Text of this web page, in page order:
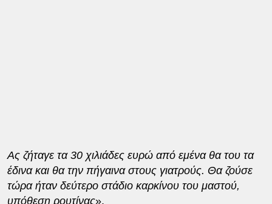
Ας ζήταγε τα 30 χιλιάδες ευρώ από εμένα θα του τα
έδινα και θα την πήγαινα στους γιατρούς. Θα ζούσε
τώρα ήταν δεύτερο στάδιο καρκίνου του μαστού,
υπόθεση ρουτίνας».